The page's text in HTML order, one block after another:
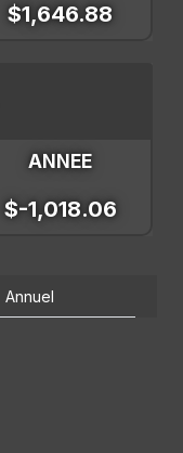
$1,646.88
ANNEE
$-1,018.06
Annuel